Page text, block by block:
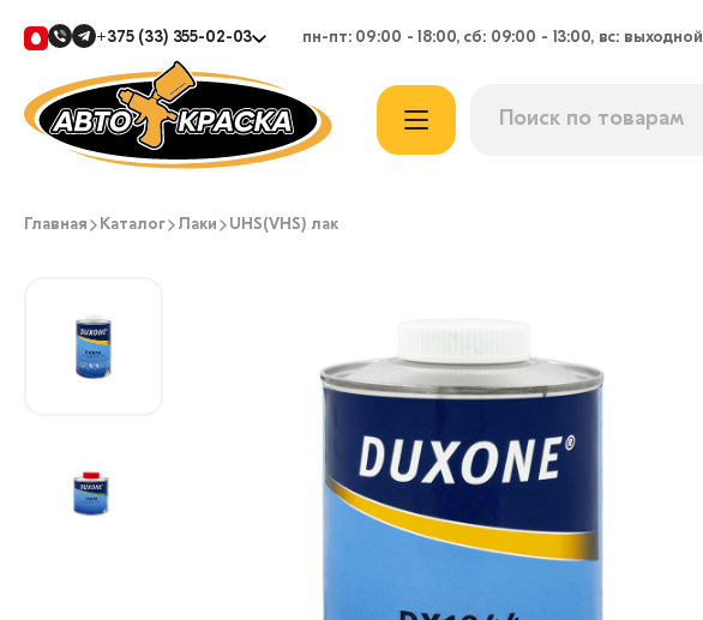
+375 (33) 355-02-03 пн-пт: 09:00 - 18:00, сб: 09:00 - 13:00, вс: выходной
Главная Каталог Лаки UHS(VHS) лак